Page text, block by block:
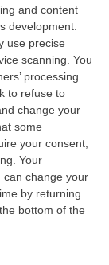
and content
development.
use precise
scanning. You
processing
to refuse to
change your
some
your consent,
Your
can change your
by returning
bottom of the